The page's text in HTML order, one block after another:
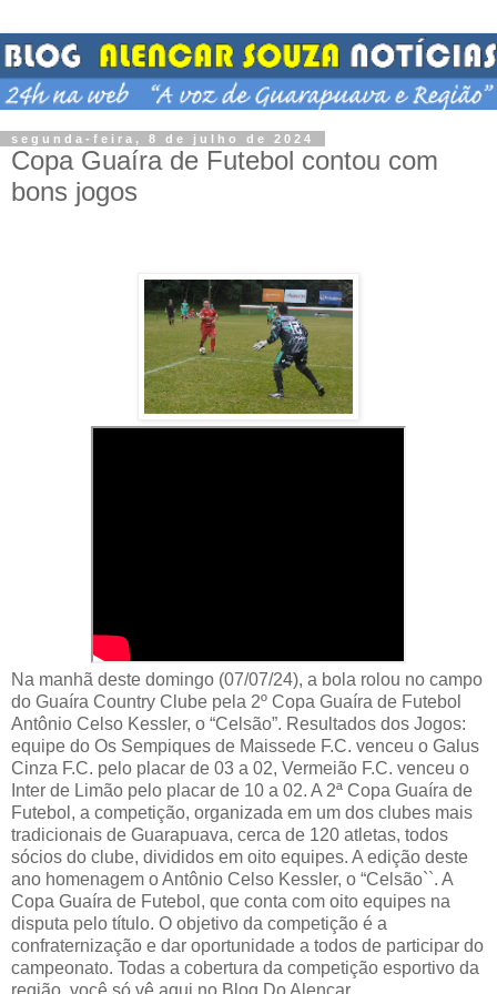
segunda-feira, 8 de julho de 2024
Copa Guaíra de Futebol contou com
bons jogos
Na manhã deste domingo (07/07/24), a bola rolou no campo
do Guaíra Country Clube pela 2º Copa Guaíra de Futebol
Antônio Celso Kessler, o “Celsão”. Resultados dos Jogos:
equipe do Os Sempiques de Maissede F.C. venceu o Galus
Cinza F.C. pelo placar de 03 a 02, Vermeião F.C. venceu o
Inter de Limão pelo placar de 10 a 02. A 2ª Copa Guaíra de
Futebol, a competição, organizada em um dos clubes mais
tradicionais de Guarapuava, cerca de 120 atletas, todos
sócios do clube, divididos em oito equipes. A edição deste
ano homenagem o Antônio Celso Kessler, o “Celsão``. A
Copa Guaíra de Futebol, que conta com oito equipes na
disputa pelo título. O objetivo da competição é a
confraternização e dar oportunidade a todos de participar do
campeonato. Todas a cobertura da competição esportivo da